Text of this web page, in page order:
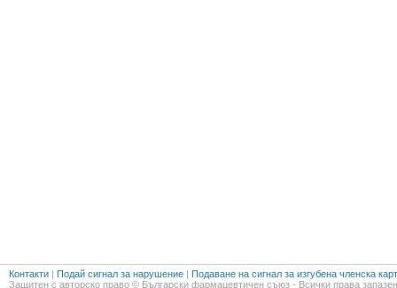
Контакти | Подай сигнал за нарушение | Подаване на сигнал за изгубена членска
Защитен с авторско право © Български фармацевтичен съюз - Всички права